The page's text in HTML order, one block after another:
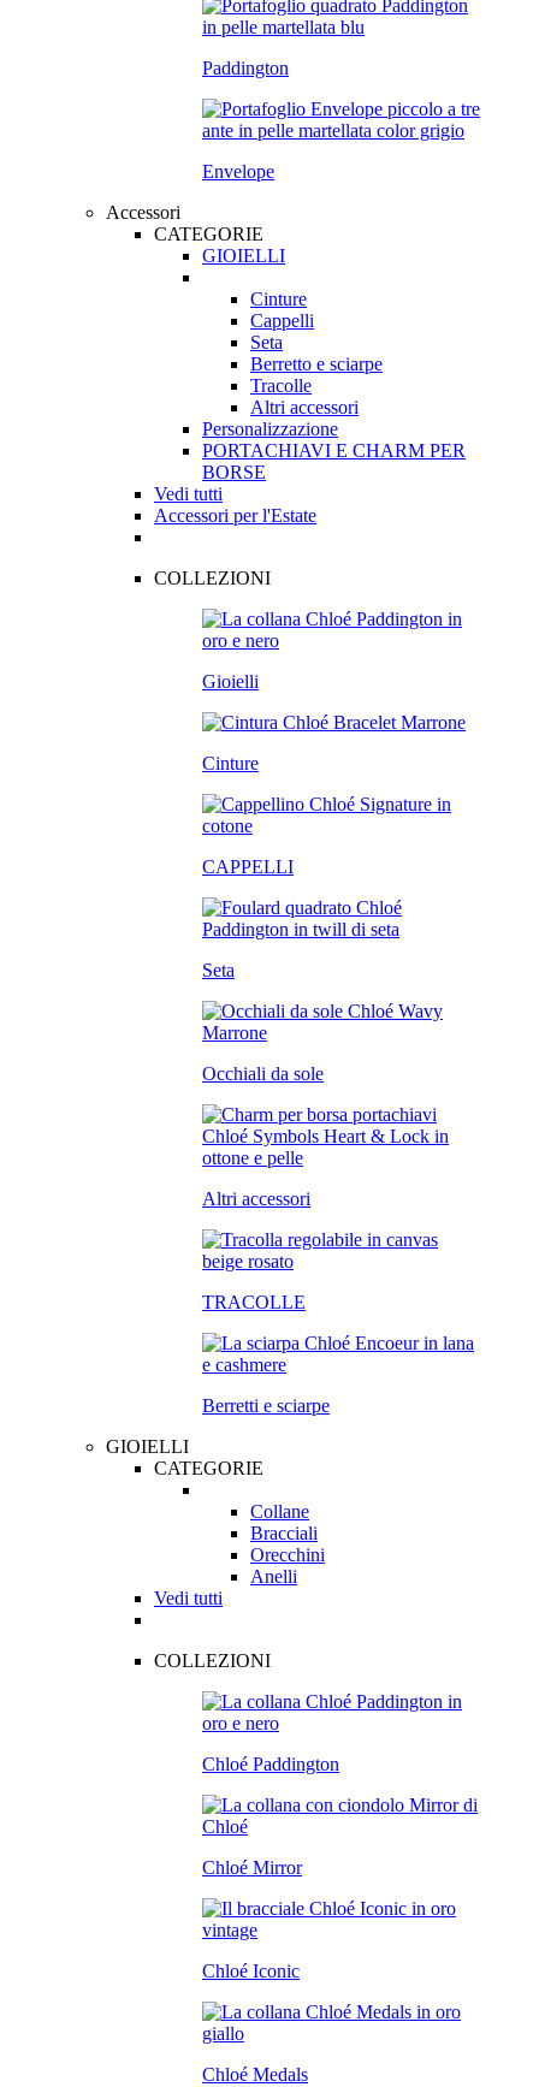
Paddington
Envelope
Accessori
CATEGORIE
GIOIELLI
Cinture
Cappelli
Seta
Berretto e sciarpe
Tracolle
Altri accessori
Personalizzazione
PORTACHIAVI E CHARM PER
BORSE
Vedi tutti
Accessori per l'Estate
COLLEZIONI
Gioielli
Cinture
CAPPELLI
Seta
Occhiali da sole
Altri accessori
TRACOLLE
Berretti e sciarpe
GIOIELLI
CATEGORIE
Collane
Bracciali
Orecchini
Anelli
Vedi tutti
COLLEZIONI
Chloé Paddington
Chloé Mirror
Chloé Iconic
Chloé Medals